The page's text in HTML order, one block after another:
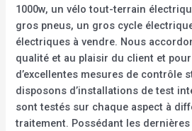
1000w, un vélo tout-terrain
gros pneus, un gros cycle
électriques à vendre. Nous
qualité et au plaisir du client et
d’excellentes mesures de contrôle
disposons d’installations de test
sont testés sur chaque aspect à
traitement. Possédant les